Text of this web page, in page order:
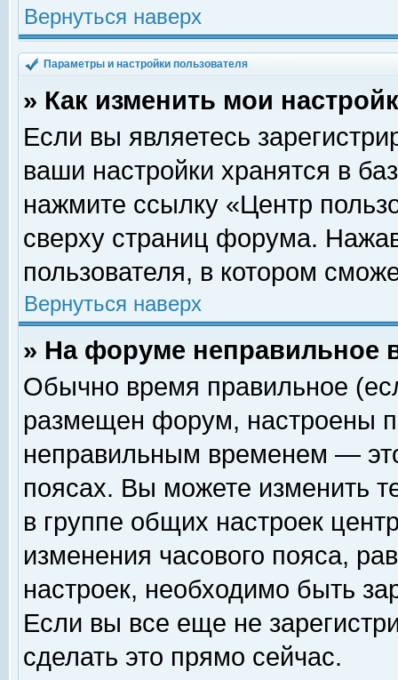
Вернуться наверх
Параметры и настройки пользователя
» Как изменить мои
Если вы являетесь
ваши настройки хранятся в
нажмите ссылку «Центр
сверху страниц форума.
пользователя, в котором
Вернуться наверх
» На форуме неправильное
Обычно время правильное
размещен форум, настроены
неправильным временем —
поясах. Вы можете изменить
в группе общих настроек
изменения часового пояса,
настроек, необходимо быть
Если вы все еще не
сделать это прямо сейчас.